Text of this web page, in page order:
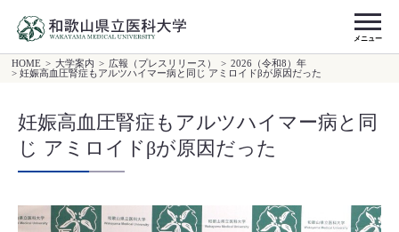
メニュー
HOME > 大学案内 > 広報（プレスリリース） > 2026（令和8）年
> 妊娠高血圧腎症もアルツハイマー病と同じ アミロイドβが原因だった
妊娠高血圧腎症もアルツハイマー病と同
じ アミロイドβが原因だった